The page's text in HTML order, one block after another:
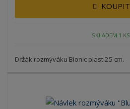
KOUPIT
SKLADEM 1 KS
Držák rozmýváku Bionic plast 25 cm.